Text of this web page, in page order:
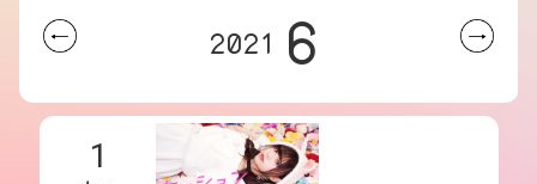
2021 6
1